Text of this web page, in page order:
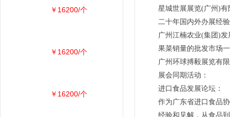
星城世展展览(广州)
二十年国内外办展经
广州江楠农业(集团)
果菜销量的批发市场
广州环球搏毅展览有
展会同期活动：
进口食品发展论坛：
作为广东省进口食品
经验和见解，从食品
￥16200/个
￥16200/个
￥16200/个